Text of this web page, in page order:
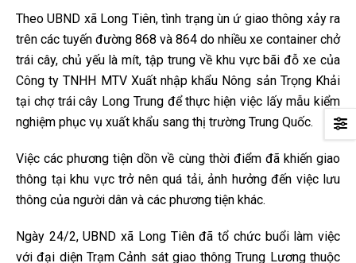
Theo UBND xã Long Tiên, tình trạng ùn ứ giao thông xảy ra
trên các tuyến đường 868 và 864 do nhiều xe container chở
trái cây, chủ yếu là mít, tập trung về khu vực bãi đỗ xe của
Công ty TNHH MTV Xuất nhập khẩu Nông sản Trọng Khải
tại chợ trái cây Long Trung để thực hiện việc lấy mẫu kiểm
nghiệm phục vụ xuất khẩu sang thị trường Trung Quốc.
Việc các phương tiện dồn về cùng thời điểm đã khiến giao
thông tại khu vực trở nên quá tải, ảnh hưởng đến việc lưu
thông của người dân và các phương tiện khác.
Ngày 24/2, UBND xã Long Tiên đã tổ chức buổi làm việc
với đại diện Trạm Cảnh sát giao thông Trung Lương thuộc